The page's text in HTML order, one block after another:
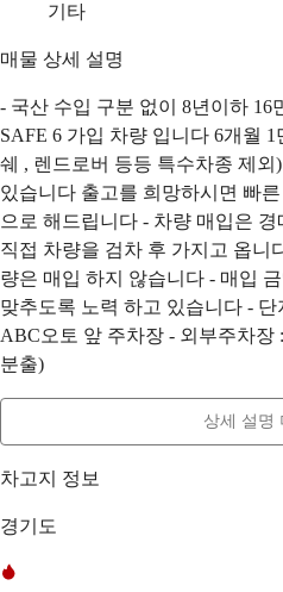
기타
매물 상세 설명
- 국산 수입 구분 없이 8년이하 16
SAFE 6 가입 차량 입니다 6개월
쉐 , 렌드로버 등등 특수차종 제
있습니다 출고를 희망하시면 빠
으로 해드립니다 - 차량 매입은
직접 차량을 검차 후 가지고 옵니
량은 매입 하지 않습니다 - 매입
맞추도록 노력 하고 있습니다 -
ABC오토 앞 주차장 - 외부주차장
분출)
상세 설명
차고지 정보
경기도